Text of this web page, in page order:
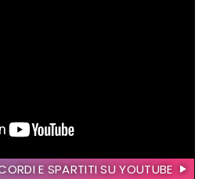
E SPARTITI SU YOUTUBE